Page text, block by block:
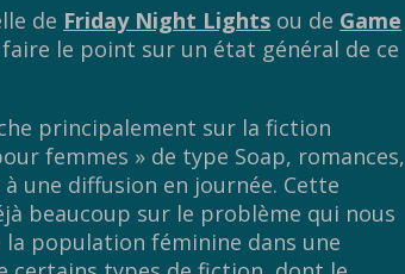
de Friday Night Lights ou de Game
le point sur un état général de ce
principalement sur la fiction
femmes » de type Soap, romances,
une diffusion en journée. Cette
beaucoup sur le problème qui nous
population féminine dans une